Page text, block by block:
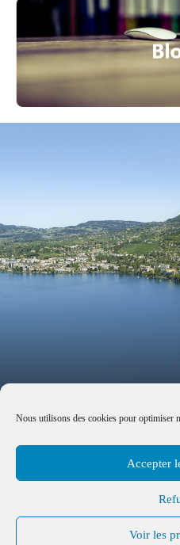
Nous utilisons des cookies pour optimiser
Accepter
Voir les